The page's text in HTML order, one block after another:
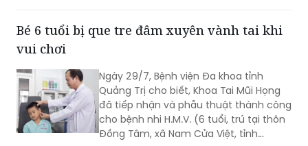
đúng. Thuốc lào là một dạng thuốc lá
theo quy định của pháp luật, vì vậy mọi
vi phạm và trách nhiệm của người
quản lý đều được áp dụng tương tự
như đối với thuốc lá điếu.
Ngày 29/7, Bệnh viện Đa khoa tỉnh
đã tiếp nhận và phẫu thuật thành công
cho bệnh nhi H.M.V. (6 tuổi, trú tại thôn
Đồng Tâm, xã Nam Cửa Việt, tỉnh
Quảng Trị) bị que tre đâm xuyên vành
tai trái.
Khẩn trương điều tra, xử lý vụ 84 người